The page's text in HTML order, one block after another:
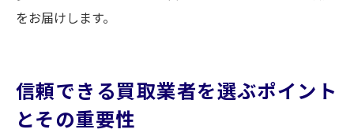
をお届けします。
信頼できる買取業者を選ぶポイント
とその重要性